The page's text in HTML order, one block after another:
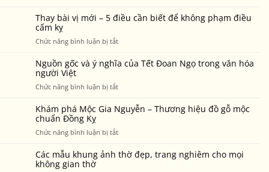
sao
của
Gia
vẫn
màu,
sau
năm
Thay bài vị mới – 5 điều cần biết để không phạm điều
cấm kỵ
Chức năng bình luận bị tắtở
bài
–
điều
biết
không
Nguồn gốc và ý nghĩa của Tết Đoan Ngọ trong văn hóa
người Việt
Chức năng bình luận bị tắtở
gốc
và
nghĩa
Tết
Khám phá Mộc Gia Nguyễn – Thương hiệu đồ gỗ mộc
chuẩn Đồng Kỵ
Chức năng bình luận bị tắtở
phá
Các mẫu khung ảnh thờ đẹp, trang nghiêm cho mọi
không gian thờ